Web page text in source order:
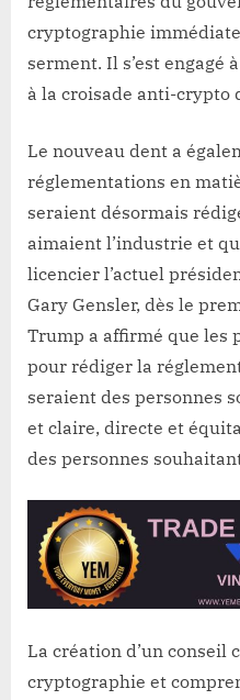
cryptographie
serment. Il s’est
à la croisade anti-crypto
Le nouveau dent a
réglementations en
seraient désormais
aimaient l’industrie et
licencier l’actuel
Gary Gensler, dès le
Trump a affirmé que les
pour rédiger la
seraient des personnes
et claire, directe et
des personnes
La création d’un conseil
cryptographie et